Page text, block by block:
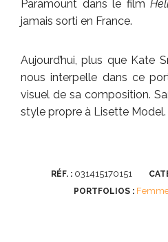
Paramount dans le film
jamais sorti en France.
Aujourd’hui, plus que Kate
nous interpelle dans ce
visuel de sa composition.
style propre à Lisette Model.
RÉF. : 031415170151
PORTFOLIOS :